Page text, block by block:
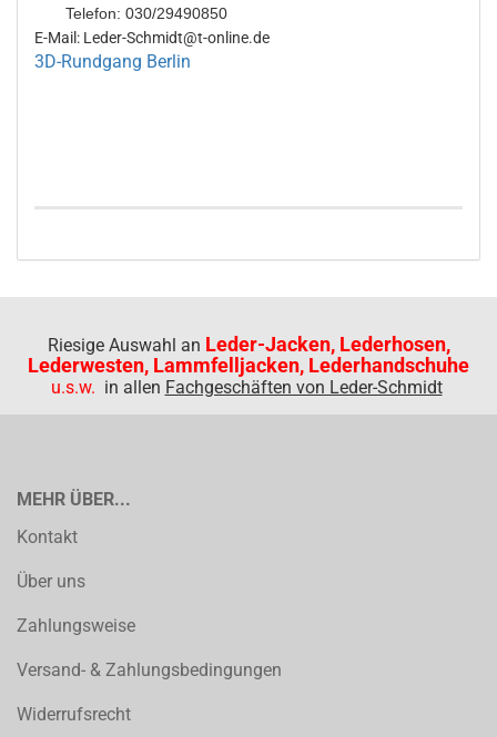
Telefon: 030/29490850
E-Mail: Leder-Schmidt@t-online.de
3D-Rundgang Berlin
Riesige Auswahl an Leder-Jacken, Lederhosen,
Lederwesten, Lammfelljacken, Lederhandschuhe
u.s.w. in allen Fachgeschäften von Leder-Schmidt
MEHR ÜBER...
Kontakt
Über uns
Zahlungsweise
Versand- & Zahlungsbedingungen
Widerrufsrecht